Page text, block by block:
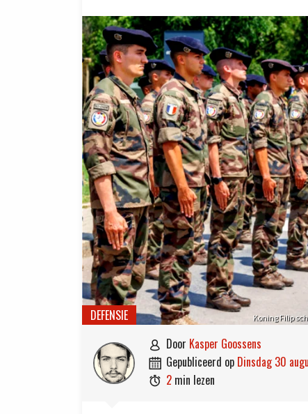
Koning Filip
DEFENSIE
 door Kasper Goossens
 gepubliceerd op dinsdag 30
 2 min lezen